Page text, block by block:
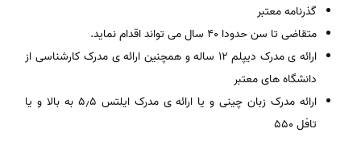
گذرنامه معتبر
متقاضی تا سن حدودا ۴۰ سال می تواند اقدام نماید.
ارائه ی مدرک دیپلم ۱۲ ساله و همچنین ارائه ی مدرک کارشناسی از
دانشگاه های معتبر
ارائه مدرک زبان چینی و یا ارائه ی مدرک ایلتس ۵٫۵ به بالا و یا
تافل ۵۵۰